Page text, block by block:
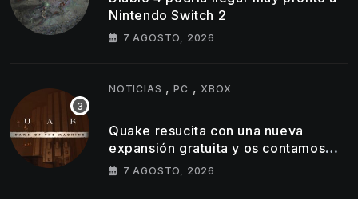
Nintendo Switch 2
7 AGOSTO, 2026
NOTICIAS ,PC , XBOX
Quake resucita con una nueva
expansión gratuita y os contamos
todos los detalles
7 AGOSTO, 2026